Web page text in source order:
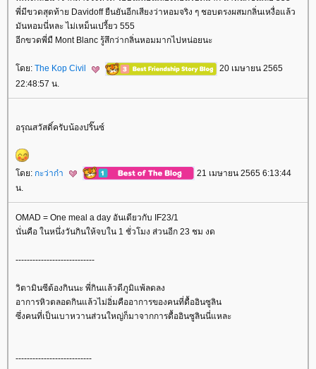
พี่มีขวดสุดท้าย Davidoff ยืนยันอีกเสียงว่าหอมจริง ๆ ชอบตรงผสมกลิ่นเหงื่อแล้ว
มันหอมนี่หละ ไม่เหม็นเปรี้ยว 555
อีกขวดพี่มื Mont Blanc รู้สึกว่ากลิ่นหอมมากไปหน่อยนะ
ดย: The Kop Civil
20 เมษายน 2565
22:48:57 น.
อรุณสวัสดิ์ครับน้องปริ๊นซ์
ดย: กะว่าก๋า
21 เมษายน 2565 6:13:44
น.
OMAD = One meal a day อันเดียวกับ IF23/1
นั่นคือ ในหนึ่งวันกินให้จบใน 1 ชั่วโมง ส่วนอีก 23 ชม งด
----------------------------
วิตามินซีต้องกินนะ พี่กินแล้วดีภูมิแพ้ลดลง
อาการหิวตลอดกินแล้วไม่อิ่มคืออาการของคนที่ดื้ออินซูลิน
ซึ่งคนที่เป็นเบาหวานส่วนใหญ่ก็มาจากการดื้ออินซูลินนี่แหละ
---------------------------